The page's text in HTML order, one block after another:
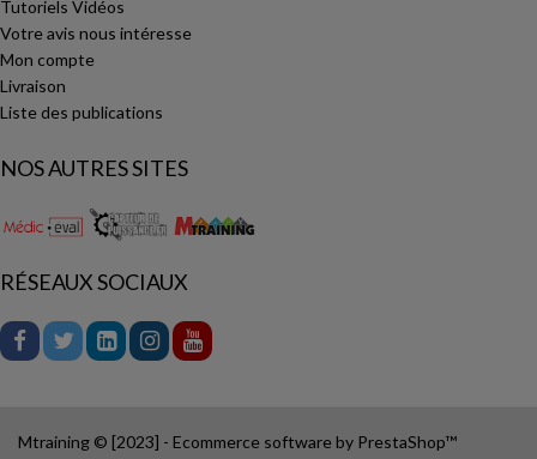
Tutoriels Vidéos
Votre avis nous intéresse
Mon compte
Livraison
Liste des publications
NOS AUTRES SITES
RÉSEAUX SOCIAUX
Mtraining © [2023] - Ecommerce software by PrestaShop™